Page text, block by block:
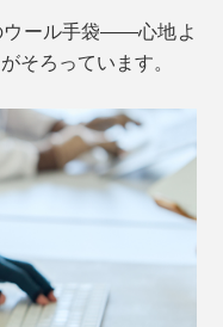
ウール手袋――心地よ
そろっています。